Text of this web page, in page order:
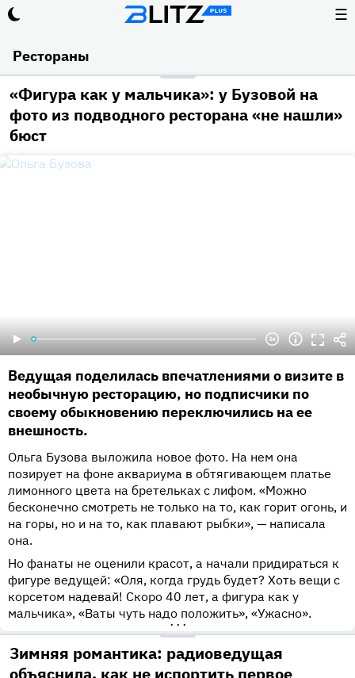
☰
Рестораны
«Фигура как у мальчика»: у Бузовой на
фото из подводного ресторана «не нашли»
бюст
Ведущая поделилась впечатлениями о визите в
необычную ресторацию, но подписчики по
своему обыкновению переключились на ее
внешность.
Ольга Бузова выложила новое фото. На нем она
позирует на фоне аквариума в обтягивающем платье
лимонного цвета на бретельках с лифом. «Можно
бесконечно смотреть не только на то, как горит огонь, и
на горы, но и на то, как плавают рыбки», — написала
она.
Но фанаты не оценили красот, а начали придираться к
фигуре ведущей: «Оля, когда грудь будет? Хоть вещи с
корсетом надевай! Скоро 40 лет, а фигура как у
мальчика», «Ваты чуть надо положить», «Ужасно».
•••
Зимняя романтика: радиоведущая
объяснила, как не испортить первое